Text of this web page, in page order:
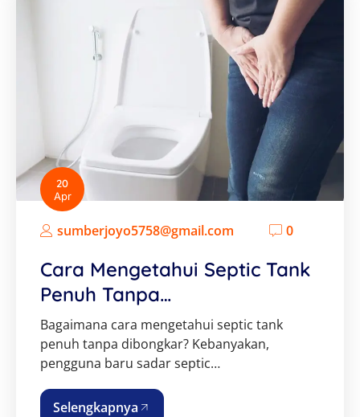
20
Apr
sumberjoyo5758@gmail.com 0
Cara Mengetahui Septic Tank
Penuh Tanpa…
Bagaimana cara mengetahui septic tank
penuh tanpa dibongkar? Kebanyakan,
pengguna baru sadar septic…
Selengkapnya